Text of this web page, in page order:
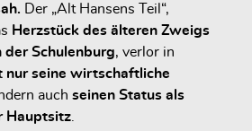
Der „Alt Hansens Teil“,
Herzstück des älteren Zweigs
der Schulenburg, verlor in
nur seine wirtschaftliche
auch seinen Status als
Hauptsitz.